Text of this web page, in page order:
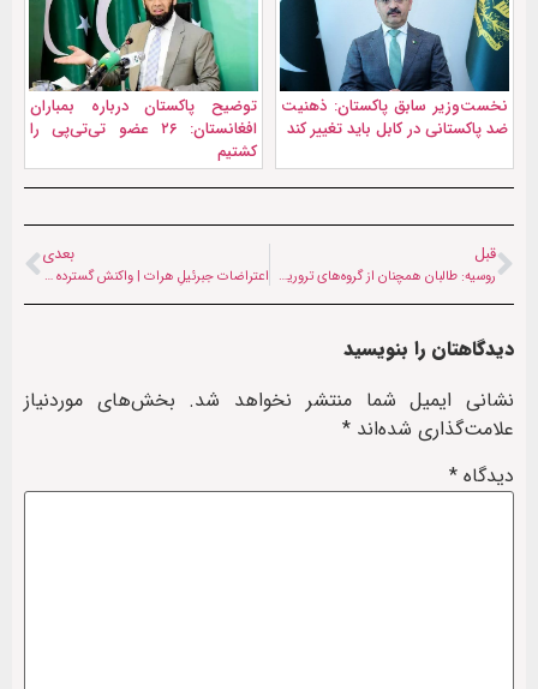
نخست‌وزیر سابق پاکستان: ذهنیت
ضد پاکستانی در کابل باید تغییر کند
توضیح پاکستان درباره بمباران
افغانستان: ۲۶ عضو تی‌تی‌پی را
کشتیم
قبل
روسیه: طالبان همچنان از گروه‌های تروریستی حمایت می‌کند
بعدی
اعتراضات جبرئیلِ هرات | واکنش‌ گسترده به بازداشت زنان توسط طالبان
دیدگاهتان را بنویسید
نشانی ایمیل شما منتشر نخواهد شد. بخش‌های موردنیاز
علامت‌گذاری شده‌اند *
دیدگاه *